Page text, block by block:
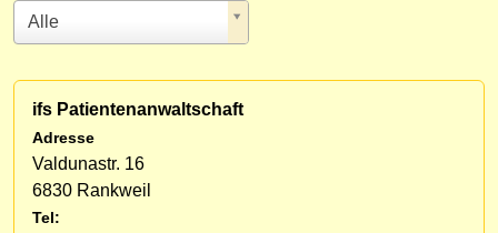
Alle
ifs Patientenanwaltschaft
Adresse
Valdunastr. 16
6830 Rankweil
Tel: